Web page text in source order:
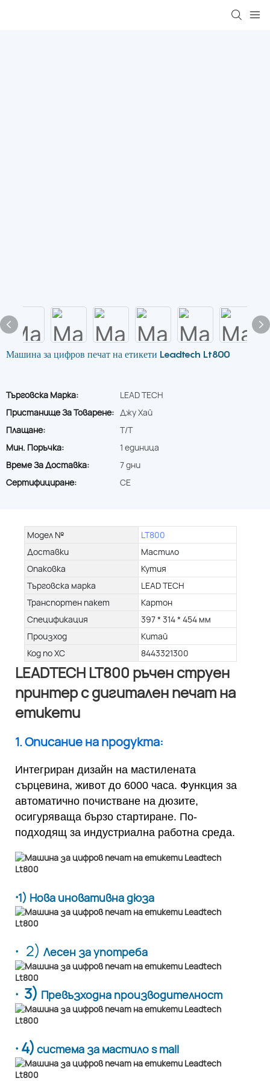
Машина за цифров печат на етикети Leadtech Lt800
Търговска Марка:
LEAD TECH
Пристанище За Товарене: Джу Хай
Плащане:
T/T
Мин. Поръчка:
1 единица
Време За Доставка:
7 дни
Сертифициране:
CE
Модел №
LT800
Доставки
Мастило
Опаковка
Кутия
Търговска марка
LEAD TECH
Транспортен пакет
Картон
Спецификация
397 * 314 * 454 мм
Произход
Китай
Код по ХС
8443321300
LEADTECH LT800 ръчен струен
принтер с дигитален печат на
етикети
1. Описание на продукта:
Интегриран дизайн на мастилената
сърцевина, живот до 6000 часа. Функция за
автоматично почистване на дюзите,
осигуряваща бързо стартиране. По-
подходящ за индустриална работна среда.
·1) Нова иновативна дюза
· 2) Лесен за употреба
· 3) Превъзходна производителност
· 4) система за мастило s mall